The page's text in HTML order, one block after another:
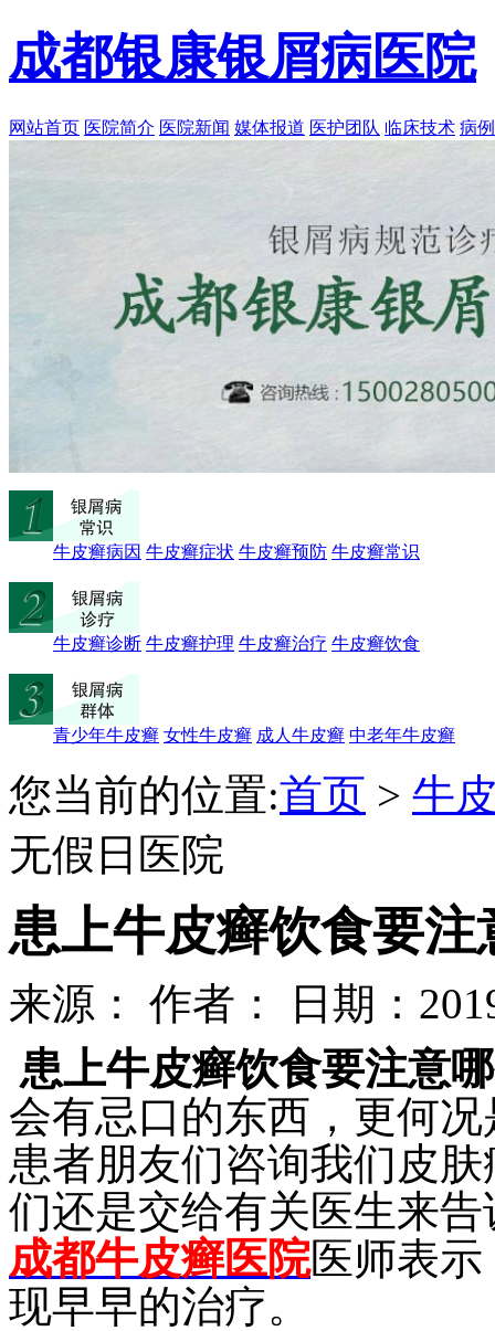
成都银康银屑病医院
网站首页 医院简介 医院新闻 媒体报道 医护团队 临床技术 病
牛皮癣病因 牛皮癣症状 牛皮癣预防 牛皮癣常识
牛皮癣诊断 牛皮癣护理 牛皮癣治疗 牛皮癣饮食
青少年牛皮癣 女性牛皮癣 成人牛皮癣 中老年牛皮癣
您当前的位置:首页 > 牛
无假日医院
患上牛皮癣饮食要
来源： 作者：
日期：
患上牛皮癣饮食要注意
会有忌口的东西，更何
患者朋友们咨询我们皮
们还是交给有关医生来
成都牛皮癣医院医师表
现早早的治疗。